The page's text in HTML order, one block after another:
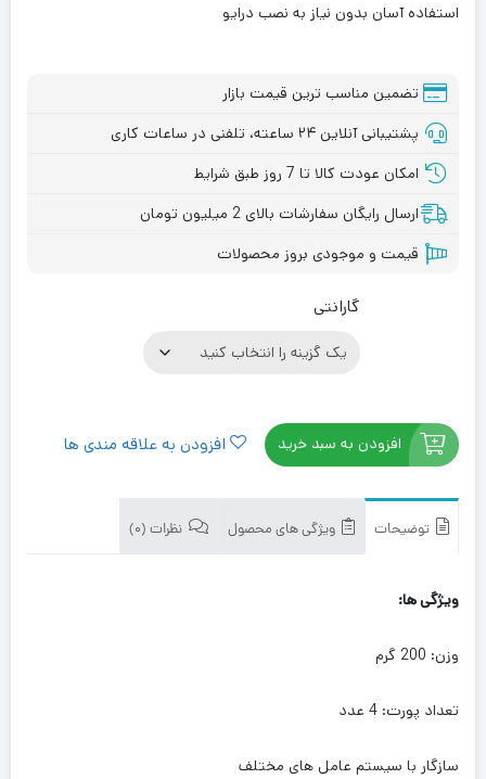
استفاده آسان بدون نیاز به نصب درایو
تضمین مناسب ترین قیمت بازار
پشتیبانی آنلاین ۲۴ ساعته، تلفنی در ساعات کاری
امکان عودت کالا تا 7 روز طبق شرایط
ارسال رایگان سفارشات بالای 2 میلیون تومان
قیمت و موجودی بروز محصولات
گارانتی
افزودن به سبد خرید افزودن به علاقه مندی ها
توضیحات ویژگی های محصول نظرات (0)
ویژگی ها:
وزن: 200 گرم
تعداد پورت: 4 عدد
سازگار با سیستم عامل های مختلف